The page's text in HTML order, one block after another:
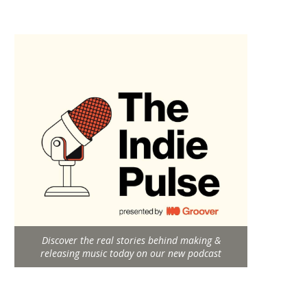
Discover the real stories behind making &
releasing music today on our new podcast